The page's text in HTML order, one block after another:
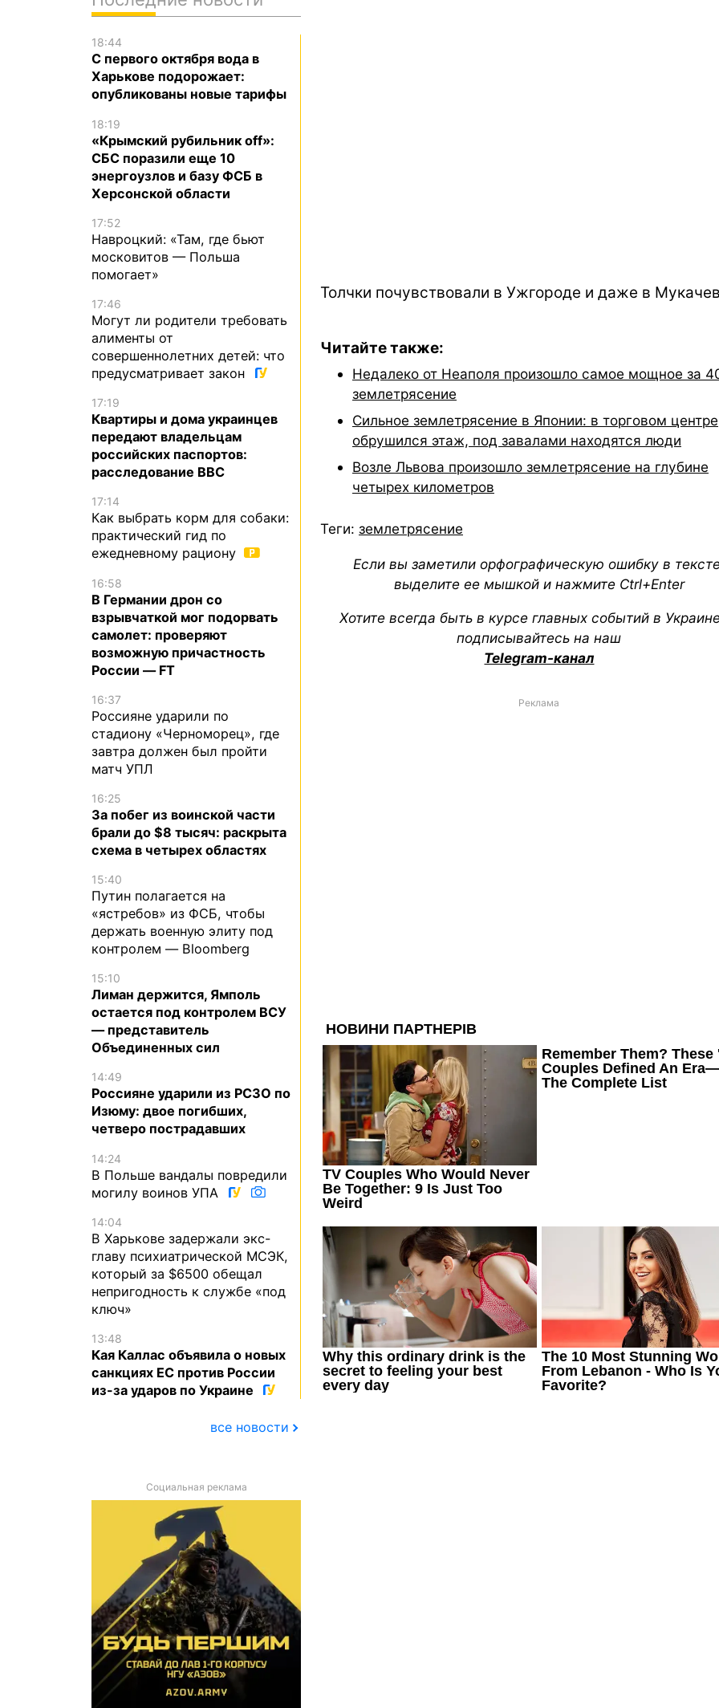
Толчки почувствовали в Ужгороде и даже в
Читайте также:
Недалеко от Неаполя произошло самое мощное за
землетрясение
Сильное землетрясение в Японии: в торговом центре
обрушился этаж, под завалами находятся люди
Возле Львова произошло землетрясение на глубине
четырех километров
Теги: землетрясение
Если вы заметили орфографическую ошибку в
выделите ее мышкой и нажмите Ctrl+Enter
Хотите всегда быть в курсе главных событий в
подписывайтесь на наш
Telegram-канал
Реклама
18:44
С первого октября вода в
Харькове подорожает:
опубликованы новые тарифы
18:19
«Крымский рубильник off»:
СБС поразили еще 10
энергоузлов и базу ФСБ в
Херсонской области
17:52
Навроцкий: «Там, где бьют
московитов — Польша
помогает»
17:46
Могут ли родители требовать
алименты от
совершеннолетних детей: что
предусматривает закон
17:19
Квартиры и дома украинцев
передают владельцам
российских паспортов:
расследование BBC
17:14
Как выбрать корм для собаки:
практический гид по
ежедневному рациону
16:58
В Германии дрон со
взрывчаткой мог подорвать
самолет: проверяют
возможную причастность
России — FT
16:37
Россияне ударили по
стадиону «Черноморец», где
завтра должен был пройти
матч УПЛ
16:25
За побег из воинской части
брали до $8 тысяч: раскрыта
схема в четырех областях
15:40
Путин полагается на
«ястребов» из ФСБ, чтобы
держать военную элиту под
контролем — Bloomberg
15:10
Лиман держится, Ямполь
остается под контролем ВСУ
— представитель
Объединенных сил
14:49
Россияне ударили из РСЗО по
Изюму: двое погибших,
четверо пострадавших
14:24
В Польше вандалы повредили
могилу воинов УПА
14:04
В Харькове задержали экс-
главу психиатрической МСЭК,
который за $6500 обещал
непригодность к службе «под
ключ»
13:48
Кая Каллас объявила о новых
санкциях ЕС против России
из-за ударов по Украине
все новости
Социальная реклама